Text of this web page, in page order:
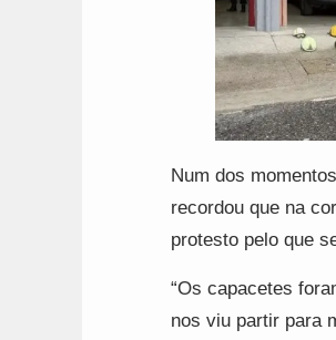
Num dos
recordou que na
protesto pelo que
“Os capacetes
nos viu partir para